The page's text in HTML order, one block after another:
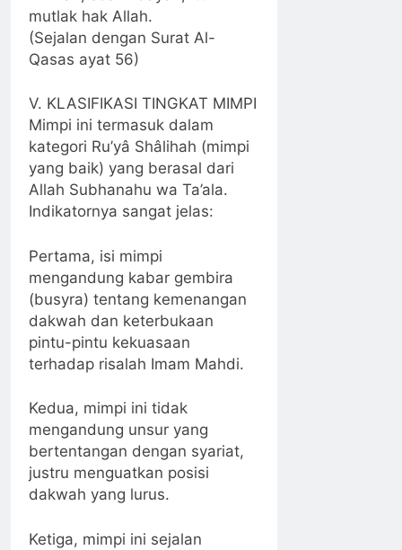
mutlak hak Allah.
(Sejalan dengan Surat Al-
Qasas ayat 56)
V. KLASIFIKASI TINGKAT MIMPI
Mimpi ini termasuk dalam
kategori Ru’yâ Shâlihah (mimpi
yang baik) yang berasal dari
Allah Subhanahu wa Ta’ala.
Indikatornya sangat jelas:
Pertama, isi mimpi
mengandung kabar gembira
(busyra) tentang kemenangan
dakwah dan keterbukaan
pintu-pintu kekuasaan
terhadap risalah Imam Mahdi.
Kedua, mimpi ini tidak
mengandung unsur yang
bertentangan dengan syariat,
justru menguatkan posisi
dakwah yang lurus.
Ketiga, mimpi ini sejalan